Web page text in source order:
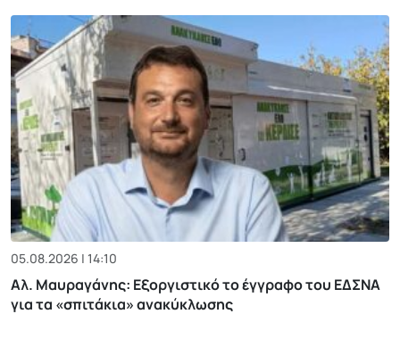
05.08.2026 | 14:10
Αλ. Μαυραγάνης: Εξοργιστικό το έγγραφο του ΕΔΣΝΑ
για τα «σπιτάκια» ανακύκλωσης